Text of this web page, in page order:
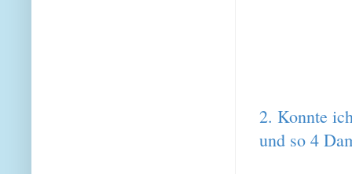
2. Konnte
und so 4